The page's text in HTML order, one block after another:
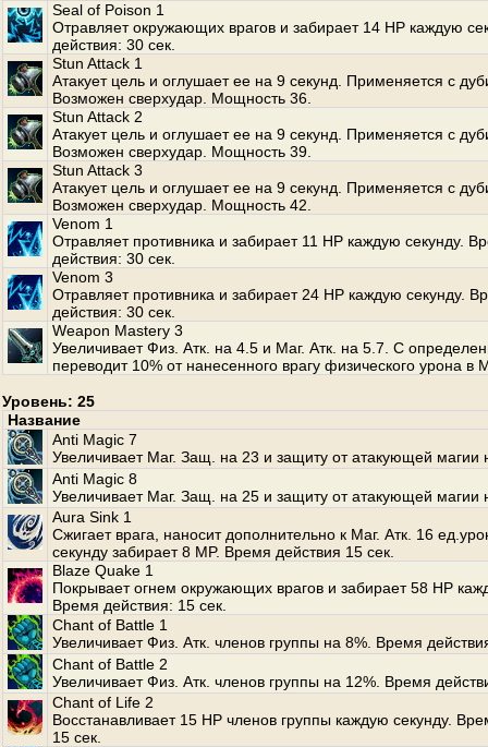
Seal of Poison 1
Отравляет окружающих врагов и забирает 14 HP каждую
действия: 30 сек.
Stun Attack 1
Атакует цель и оглушает ее на 9 секунд. Применяется с
Возможен сверхудар. Мощность 36.
Stun Attack 2
Атакует цель и оглушает ее на 9 секунд. Применяется с
Возможен сверхудар. Мощность 39.
Stun Attack 3
Атакует цель и оглушает ее на 9 секунд. Применяется с
Возможен сверхудар. Мощность 42.
Venom 1
Отравляет противника и забирает 11 HP каждую секунду.
действия: 30 сек.
Venom 3
Отравляет противника и забирает 24 HP каждую секунду.
действия: 30 сек.
Weapon Mastery 3
Увеличивает Физ. Атк. на 4.5 и Маг. Атк. на 5.7. С
переводит 10% от нанесенного врагу физического урона в
Уровень: 25
Название
Anti Magic 7
Увеличивает Маг. Защ. на 23 и защиту от атакующей магии
Anti Magic 8
Увеличивает Маг. Защ. на 25 и защиту от атакующей магии
Aura Sink 1
Сжигает врага, наносит дополнительно к Маг. Атк. 16
секунду забирает 8 MP. Время действия 15 сек.
Blaze Quake 1
Покрывает огнем окружающих врагов и забирает 58 HP
Время действия: 15 сек.
Chant of Battle 1
Увеличивает Физ. Атк. членов группы на 8%. Время
Chant of Battle 2
Увеличивает Физ. Атк. членов группы на 12%. Время
Chant of Life 2
Восстанавливает 15 HP членов группы каждую секунду.
15 сек.